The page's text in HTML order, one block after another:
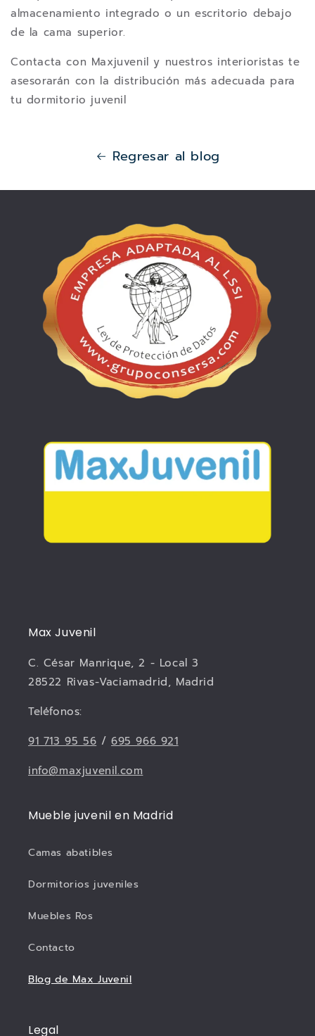
almacenamiento integrado o un escritorio debajo
de la cama superior.
Contacta con Maxjuvenil y nuestros interioristas te
asesorarán con la distribución más adecuada para
tu dormitorio juvenil
Regresar al blog
Max Juvenil
C. César Manrique, 2 - Local 3
28522 Rivas-Vaciamadrid, Madrid
Teléfonos:
91 713 95 56 /695 966 921
info@maxjuvenil.com
Mueble juvenil en Madrid
Camas abatibles
Dormitorios juveniles
Muebles Ros
Contacto
Blog de Max Juvenil
Legal